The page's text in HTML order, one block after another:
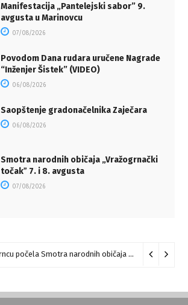
Manifestacija „Pantelejski sabor” 9.
avgusta u Marinovcu
07/08/2026
Povodom Dana rudara uručene Nagrade
“Inženjer Šistek” (VIDEO)
06/08/2026
Saopštenje gradonačelnika Zaječara
06/08/2026
Smotra narodnih običaja „Vražogrnački
točakˮ 7. i 8. avgusta
07/08/2026
U Vražogrncu počela Smotra narodnih običaja „Vražogrnački točak“